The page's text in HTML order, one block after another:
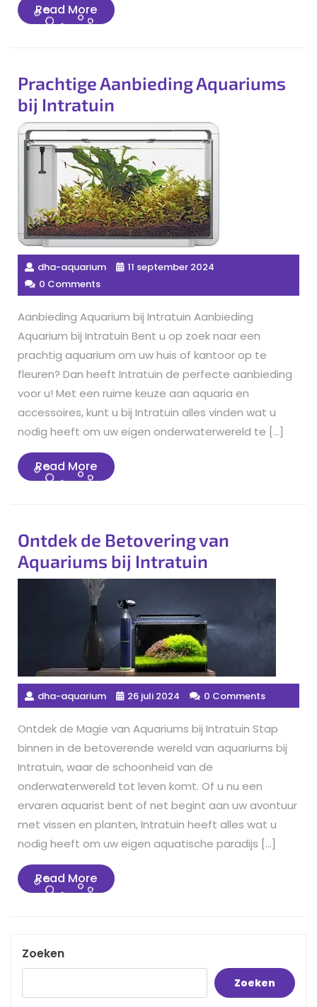
Read MoreRead
More
Prachtige Aanbieding Aquariums
bij Intratuin
dha-aquarium
11 september 2024
0 Comments
Aanbieding Aquarium bij Intratuin Aanbieding
Aquarium bij Intratuin Bent u op zoek naar een
prachtig aquarium om uw huis of kantoor op te
fleuren? Dan heeft Intratuin de perfecte aanbieding
voor u! Met een ruime keuze aan aquaria en
accessoires, kunt u bij Intratuin alles vinden wat u
nodig heeft om uw eigen onderwaterwereld te […]
Read MoreRead
More
Ontdek de Betovering van
Aquariums bij Intratuin
dha-aquarium 26 juli 2024 0 Comments
Ontdek de Magie van Aquariums bij Intratuin Stap
binnen in de betoverende wereld van aquariums bij
Intratuin, waar de schoonheid van de
onderwaterwereld tot leven komt. Of u nu een
ervaren aquarist bent of net begint aan uw avontuur
met vissen en planten, Intratuin heeft alles wat u
nodig heeft om uw eigen aquatische paradijs […]
Read MoreRead
More
Zoeken
Zoeken